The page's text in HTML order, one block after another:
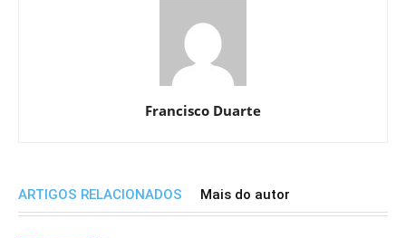
Francisco Duarte
ARTIGOS RELACIONADOS Mais do autor